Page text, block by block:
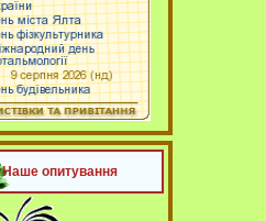
Наше опитування